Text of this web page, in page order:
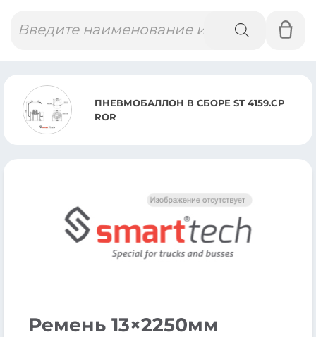
товаров
ПНЕВМОБАЛЛОН В СБОРЕ ST 4159.CP
ROR
Ремень 13×2250мм